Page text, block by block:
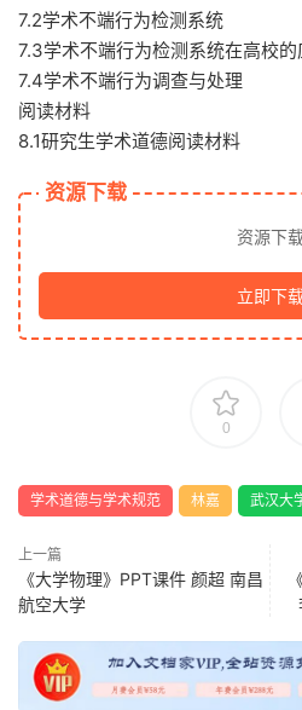
7.2学术不端行为检测系统
7.3学术不端行为检测系统在高校的
7.4学术不端行为调查与处理
阅读材料
8.1研究生学术道德阅读材料
资源下载
资源下
立即下
0
学术道德与学术规范 林嘉 武汉大
上一篇
《大学物理》PPT课件 颜超 南昌
航空大学